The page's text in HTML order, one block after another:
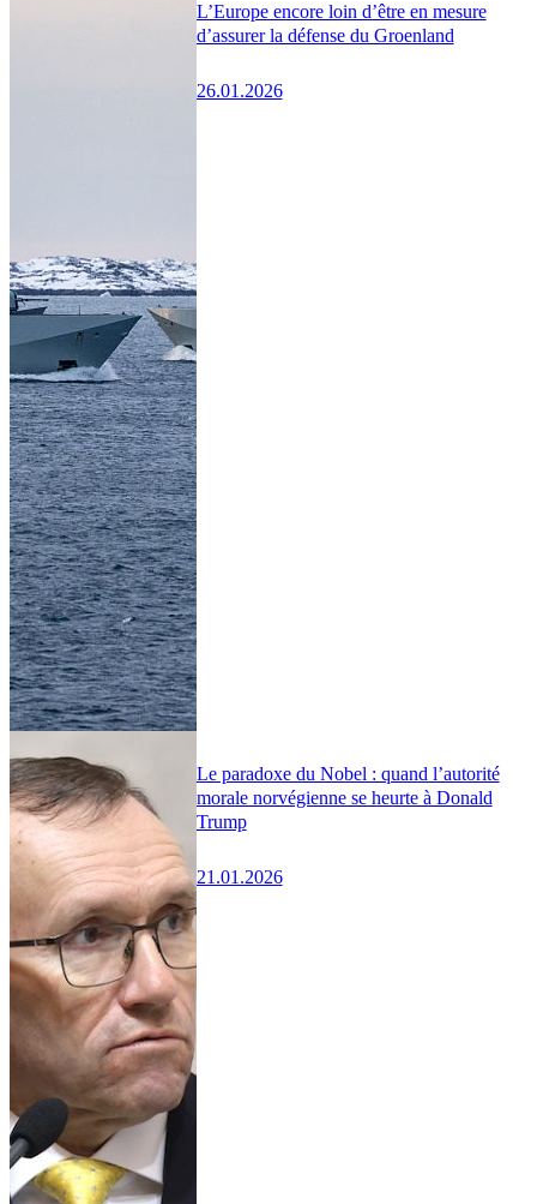
L’Europe encore loin d’être en mesure
d’assurer la défense du Groenland
26.01.2026
Le paradoxe du Nobel : quand l’autorité
morale norvégienne se heurte à Donald
Trump
21.01.2026